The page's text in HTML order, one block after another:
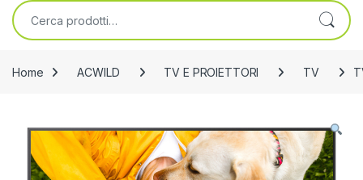
Cerca:
Home ACWILD TV E PROIETTORI TV